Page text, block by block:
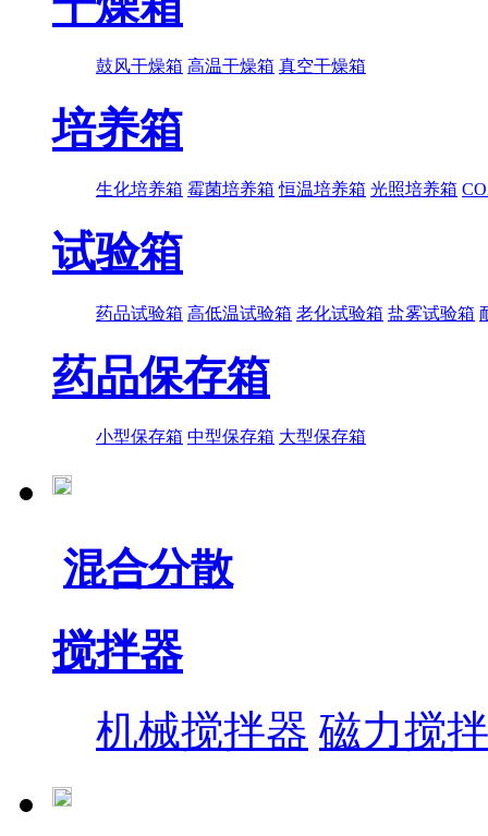
鼓风干燥箱 高温干燥箱 真空干燥箱
培养箱
生化培养箱 霉菌培养箱 恒温培养箱 光照培养箱
试验箱
药品试验箱 高低温试验箱 老化试验箱 盐雾试验箱
药品保存箱
小型保存箱 中型保存箱 大型保存箱
混合分散
搅拌器
机械搅拌器 磁力搅